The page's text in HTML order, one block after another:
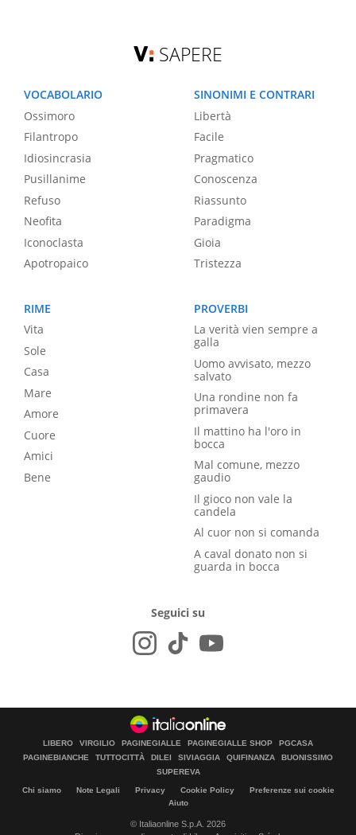
SAPERE
VOCABOLARIO
Ossimoro
Filantropo
Idiosincrasia
Pusillanime
Refuso
Neofita
Iconoclasta
Apotropaico
SINONIMI E CONTRARI
Libertà
Facile
Pragmatico
Conoscenza
Riassunto
Paradigma
Gioia
Tristezza
RIME
Vita
Sole
Casa
Mare
Amore
Cuore
Amici
Bene
PROVERBI
La verità vien sempre a
galla
Uomo avvisato, mezzo
salvato
Una rondine non fa
primavera
Il mattino ha l'oro in
bocca
Mal comune, mezzo
gaudio
Il gioco non vale la
candela
Al cuor non si comanda
A caval donato non si
guarda in bocca
Seguici su
LIBERO VIRGILIO PAGINEGIALLE PAGINEGIALLE SHOP
PGCASA
PAGINEBIANCHE
TUTTOCITTÀ DILEI SIVIAGGIA QUIFINANZA
BUONISSIMO
SUPEREVA
Chi siamo Note Legali Privacy Cookie Policy
Preferenze sui cookie
Aiuto
© Italiaonline S.p.A. 2026